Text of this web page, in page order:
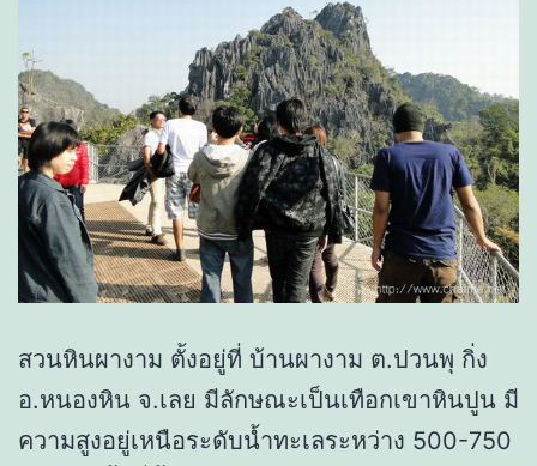
สวนหินผางาม ตั้งอยู่ที่ บ้านผางาม ต.ปวนพุ กิ่ง
อ.หนองหิน จ.เลย มีลักษณะเป็นเทือกเขาหินปูน มี
ความสูงอยู่เหนือระดับน้ำทะเลระหว่าง 500-750